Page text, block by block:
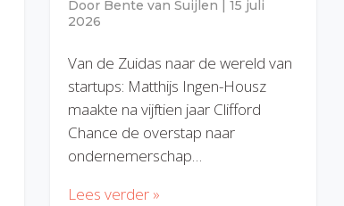
Door Bente van Suijlen | 15 juli
2026
Van de Zuidas naar de wereld van
startups: Matthijs Ingen-Housz
maakte na vijftien jaar Clifford
Chance de overstap naar
ondernemerschap…
Lees verder »